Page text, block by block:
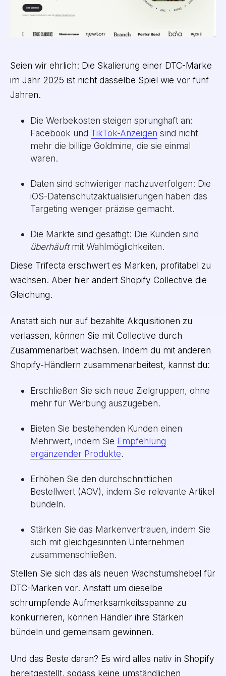
Seien wir ehrlich: Die Skalierung einer DTC-Marke
im Jahr 2025 ist nicht dasselbe Spiel wie vor fünf
Jahren.
Die Werbekosten steigen sprunghaft an:
Facebook und TikTok-Anzeigen sind nicht
mehr die billige Goldmine, die sie einmal
waren.
Daten sind schwieriger nachzuverfolgen: Die
iOS-Datenschutzaktualisierungen haben das
Targeting weniger präzise gemacht.
Die Märkte sind gesättigt: Die Kunden sind
überhäuftmit Wahlmöglichkeiten.
Diese Trifecta erschwert es Marken, profitabel zu
wachsen. Aber hier ändert Shopify Collective die
Gleichung.
Anstatt sich nur auf bezahlte Akquisitionen zu
verlassen, können Sie mit Collective durch
Zusammenarbeit wachsen. Indem du mit anderen
Shopify-Händlern zusammenarbeitest, kannst du:
Erschließen Sie sich neue Zielgruppen, ohne
mehr für Werbung auszugeben.
Bieten Sie bestehenden Kunden einen
Mehrwert, indem Sie Empfehlung
ergänzender Produkte.
Erhöhen Sie den durchschnittlichen
Bestellwert (AOV), indem Sie relevante Artikel
bündeln.
Stärken Sie das Markenvertrauen, indem Sie
sich mit gleichgesinnten Unternehmen
zusammenschließen.
Stellen Sie sich das als neuen Wachstumshebel für
DTC-Marken vor. Anstatt um dieselbe
schrumpfende Aufmerksamkeitsspanne zu
konkurrieren, können Händler ihre Stärken
bündeln und gemeinsam gewinnen.
Und das Beste daran? Es wird alles nativ in Shopify
bereitgestellt, sodass keine umständlichen